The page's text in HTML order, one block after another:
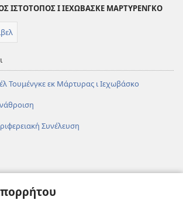
ΙΣΤΟΤΟΠΟΣ Ι ΙΕΧΩΒΑΣΚΕ ΜΑΡΤΥΡΕΝΓΚΟ
Τουμένγκε εκ Μάρτυρας ι Ιεχωβάσκο
Συνέλευση